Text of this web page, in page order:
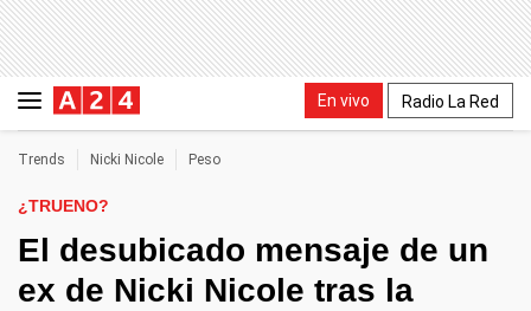
En vivo Radio La Red
Trends Nicki Nicole Peso
¿TRUENO?
El desubicado mensaje de un
ex de Nicki Nicole tras la